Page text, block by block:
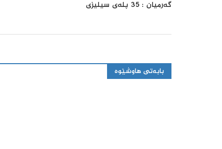
گەرمیان : 35 پلەی سیلیزی
بابەتی هاوشێوە